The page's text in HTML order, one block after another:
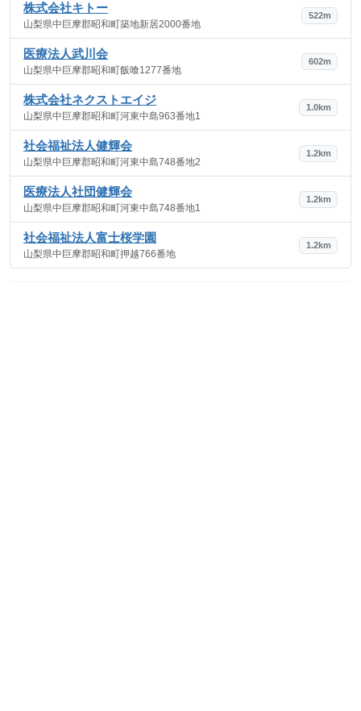
株式会社キトー
山梨県中巨摩郡昭和町築地新居2000番地
522m
医療法人武川会
山梨県中巨摩郡昭和町飯喰1277番地
602m
株式会社ネクストエイジ
山梨県中巨摩郡昭和町河東中島963番地1
1.0km
社会福祉法人健輝会
山梨県中巨摩郡昭和町河東中島748番地2
1.2km
医療法人社団健輝会
山梨県中巨摩郡昭和町河東中島748番地1
1.2km
社会福祉法人富士桜学園
山梨県中巨摩郡昭和町押越766番地
1.2km